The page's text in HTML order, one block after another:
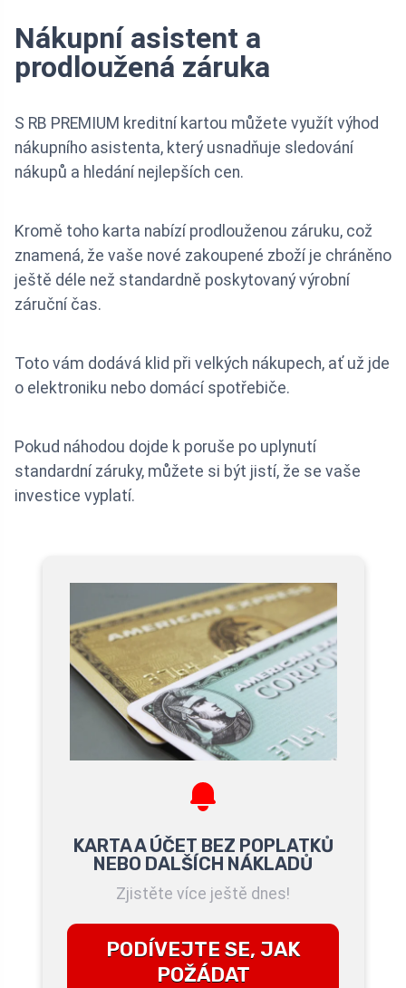
Nákupní asistent a
prodloužená záruka
S RB PREMIUM kreditní kartou můžete využít výhod
nákupního asistenta, který usnadňuje sledování
nákupů a hledání nejlepších cen.
Kromě toho karta nabízí prodlouženou záruku, což
znamená, že vaše nové zakoupené zboží je chráněno
ještě déle než standardně poskytovaný výrobní
záruční čas.
Toto vám dodává klid při velkých nákupech, ať už jde
o elektroniku nebo domácí spotřebiče.
Pokud náhodou dojde k poruše po uplynutí
standardní záruky, můžete si být jistí, že se vaše
investice vyplatí.
KARTA A ÚČET BEZ POPLATKŮ
NEBO DALŠÍCH NÁKLADŮ
Zjistěte více ještě dnes!
PODÍVEJTE SE, JAK
POŽÁDAT